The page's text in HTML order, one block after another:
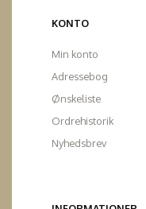
KONTO
Min konto
Adressebog
Ønskeliste
Ordrehistorik
Nyhedsbrev